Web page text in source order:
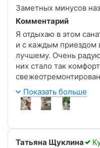
Заметных минусов
Комментарий
Я отдыхаю в этом
и с каждым приездом
лучшему. Очень
них стало так
это, конечно, рост
Персонал и врачи
профессионализм.
Отдельно хочется
Светлане
Показать больше
Татьяна Щуклина